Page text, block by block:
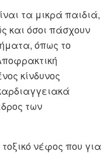
τα μικρά παιδιά,
και όσοι πάσχουν
όπως το
κίνδυνος
των
νέφος που για